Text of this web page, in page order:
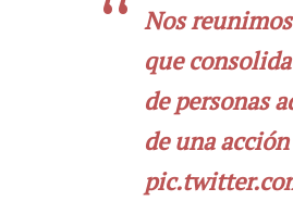
Nos
que
de personas
de una